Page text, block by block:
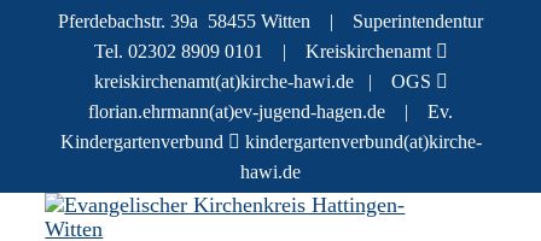
Pferdebachstr. 39a 58455 Witten | Superintendentur
Tel. 02302 8909 0101 | Kreiskirchenamt
kreiskirchenamt(at)kirche-hawi.de | OGS
florian.ehrmann(at)ev-jugend-hagen.de | Ev.
Kindergartenverbund
kindergartenverbund(at)kirche-
hawi.de